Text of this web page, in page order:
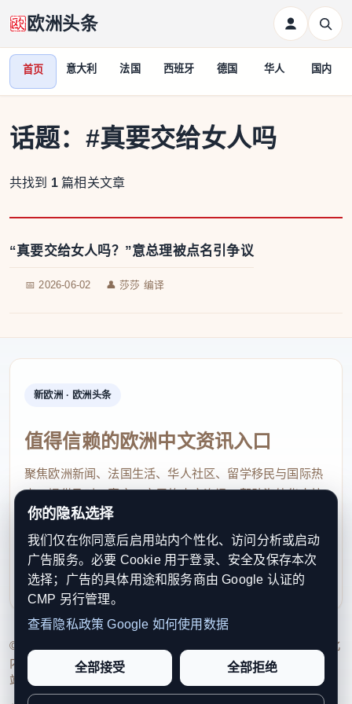
欧洲头条
首页 意大利 法国 西班牙 德国 华人 国内
话题： #真要交给女人吗
共找到 1 篇相关文章
“真要交给女人吗？”意总理被点名引争议
📅 2026-06-02 👤 莎莎 编译
新欧洲 · 欧洲头条
值得信赖的欧洲中文资讯入口
聚焦欧洲新闻、法国生活、华人社区、留学移民与国际热
点，提供及时、真实、实用的中文资讯，帮助海外华人快
速了解欧洲动态。
contact@xinouzhou.com
服务支持、版权与合作：工作日优先处理站务、投稿与权
利通知
© 2026 新欧洲·欧洲头条. All Rights Reserved. 本网站持续优化
内容透明度、联系方式与用户权利说明，以提升品牌信任感和
站点完整度。
你的隐私选择
我们仅在你同意后启用站内个性化、访问分析或启动
广告服务。必要 Cookie 用于登录、安全及保存本次
选择；广告的具体用途和服务商由 Google 认证的
CMP 另行管理。
查看隐私政策 Google 如何使用数据
全部接受 全部拒绝